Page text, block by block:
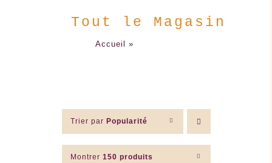
Tout le Magasin
Accueil »
Trier par Popularité
Montrer 150 produits